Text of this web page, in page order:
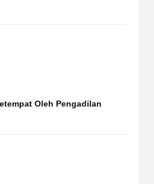
Oleh Pengadilan